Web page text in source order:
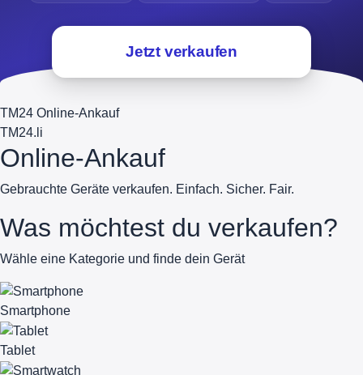
Jetzt verkaufen
TM24 Online-Ankauf
TM24.li
Online-Ankauf
Gebrauchte Geräte verkaufen. Einfach. Sicher. Fair.
Was möchtest du verkaufen?
Wähle eine Kategorie und finde dein Gerät
Smartphone
Tablet